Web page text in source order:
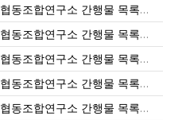
2021년 11월말 현재, 아이쿱협동조합연구소 간행물 목록입니다.
2021년 10월말 현재, 아이쿱협동조합연구소 간행물 목록입니다.
2021년 09월말 현재, 아이쿱협동조합연구소 간행물 목록입니다.
2021년 08월말 현재, 아이쿱협동조합연구소 간행물 목록입니다.
2021년 07월말 현재, 아이쿱협동조합연구소 간행물 목록입니다.